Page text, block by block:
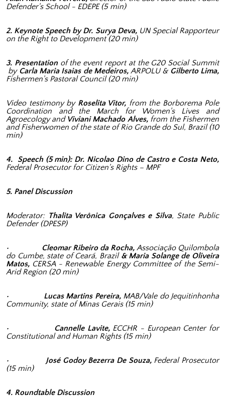
Defender's School - EDEPE (5 min)
2. Keynote Speech by Dr. Surya Deva, UN Special Rapporteur
on the Right to Development (20 min)
3. Presentation of the event report at the G20 Social Summit
byCarla Maria Isaias de Medeiros,ARPOLU & Gilberto Lima,
Fishermen's Pastoral Council (20 min)
Video testimony by Roselita Vitor, from the Borborema Pole
Coordination and the March for Women's Lives and
Agroecology and Viviani Machado Alves, from the Fishermen
and Fisherwomen of the state of Rio Grande do Sul, Brazil (10
min)
4. Speech (5 min): Dr. Nicolao Dino de Castro e Costa Neto,
Federal Prosecutor for Citizen's Rights – MPF
5. Panel Discussion
Moderator:Thalita Verônica Gonçalves e Silva, State Public
Defender (DPESP)
• Cleomar Ribeiro da Rocha, Associação Quilombola
do Cumbe, state of Ceará, Brazil & Maria Solange de Oliveira
Matos, CERSA - Renewable Energy Committee of the Semi-
Arid Region (20 min)
• Lucas Martins Pereira, MAB/Vale do Jequitinhonha
Community, state of Minas Gerais (15 min)
• Cannelle Lavite, ECCHR - European Center for
Constitutional and Human Rights (15 min)
• José Godoy Bezerra De Souza, Federal Prosecutor
(15 min)
4. Roundtable Discussion